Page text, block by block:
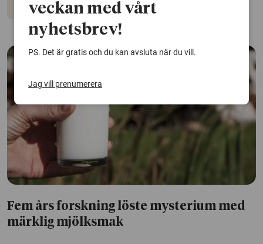
Livsmedel Barn och unga
Fem års forskning löste mysterium med
märklig mjölksmak
veckan med vårt
nyhetsbrev!
PS. Det är gratis och du kan avsluta när du vill.
Jag vill prenumerera